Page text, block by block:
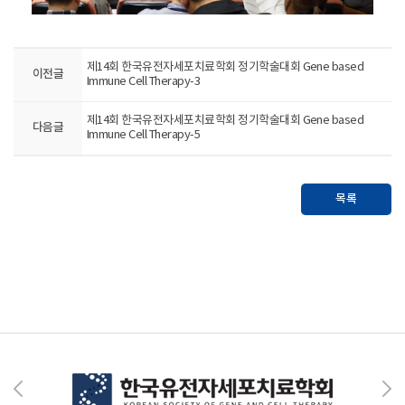
이전글
제14회 한국유전자세포치료학회 정기학술대회 Gene based
Immune Cell Therapy-3
다음글
제14회 한국유전자세포치료학회 정기학술대회 Gene based
Immune Cell Therapy-5
목록